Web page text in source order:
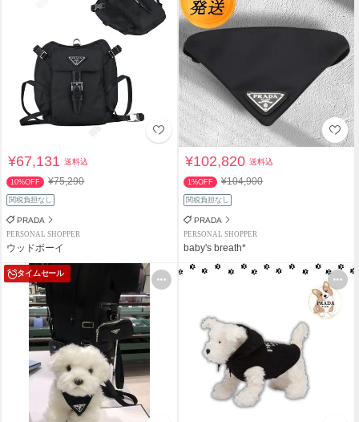
¥67,131送料込
10%OFF ¥75,290
関税負担なし
PRADA
PERSONAL SHOPPER
ウッドボーイ
¥102,820送料込
1%OFF ¥104,900
関税負担なし
PRADA
PERSONAL SHOPPER
baby's breath*
タイムセール